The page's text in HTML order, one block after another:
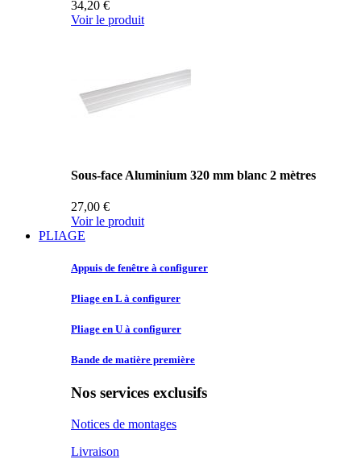
34,20 €
Voir le produit
Sous-face Aluminium 320 mm blanc 2 mètres
27,00 €
Voir le produit
PLIAGE
Appuis de fenêtre à configurer
Pliage en L à configurer
Pliage en U à configurer
Bande de matière première
Nos services exclusifs
Notices de montages
Livraison